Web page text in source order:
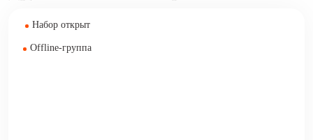
Набор открыт
Offline-группа